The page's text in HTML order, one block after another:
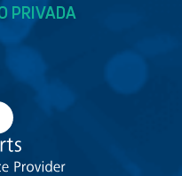
PRIVADA